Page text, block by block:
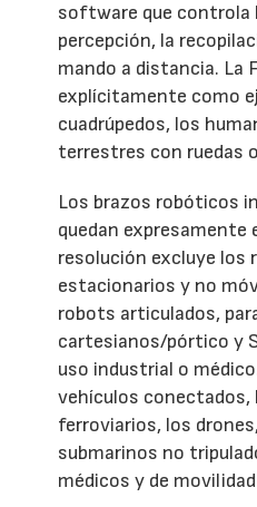
software que controla
percepción, la
mando a distancia. La
explícitamente como
cuadrúpedos, los
terrestres con ruedas
Los brazos robóticos
quedan expresamente
resolución excluye los
estacionarios y no
robots articulados,
cartesianos/pórtico y
uso industrial o
vehículos conectados,
ferroviarios, los
submarinos no
médicos y de